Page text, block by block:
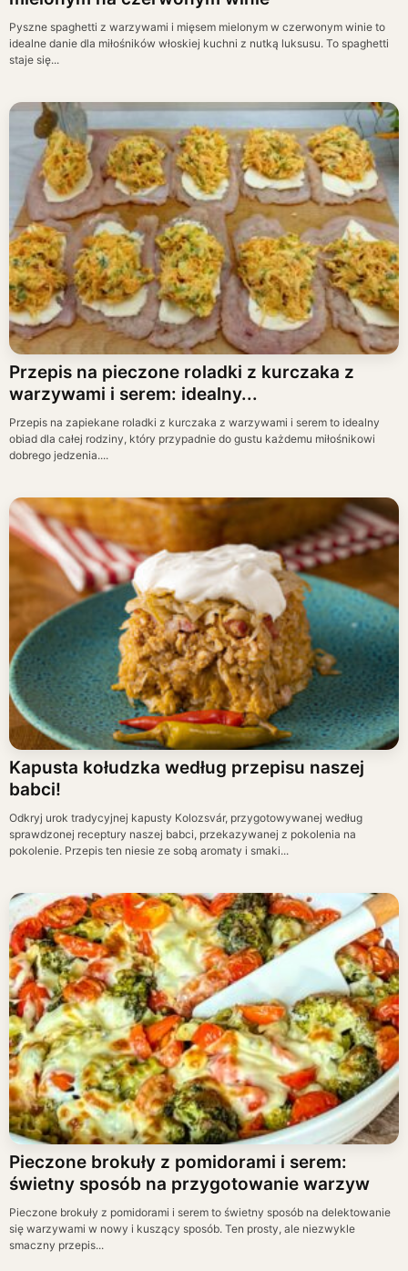
Pyszne spaghetti z warzywami i mięsem mielonym w czerwonym winie to
idealne danie dla miłośników włoskiej kuchni z nutką luksusu. To spaghetti
staje się...
Przepis na pieczone roladki z kurczaka z
warzywami i serem: idealny...
Przepis na zapiekane roladki z kurczaka z warzywami i serem to idealny
obiad dla całej rodziny, który przypadnie do gustu każdemu miłośnikowi
dobrego jedzenia....
Kapusta kołudzka według przepisu naszej
babci!
Odkryj urok tradycyjnej kapusty Kolozsvár, przygotowywanej według
sprawdzonej receptury naszej babci, przekazywanej z pokolenia na
pokolenie. Przepis ten niesie ze sobą aromaty i smaki...
Pieczone brokuły z pomidorami i serem:
świetny sposób na przygotowanie warzyw
Pieczone brokuły z pomidorami i serem to świetny sposób na delektowanie
się warzywami w nowy i kuszący sposób. Ten prosty, ale niezwykle
smaczny przepis...